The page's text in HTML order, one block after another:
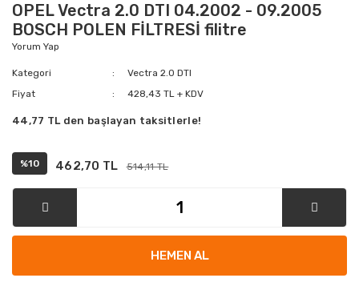
OPEL Vectra 2.0 DTI 04.2002 - 09.2005
BOSCH POLEN FİLTRESİ filitre
Yorum Yap
Kategori
Vectra 2.0 DTI
Fiyat
428,43 TL + KDV
44,77 TL den başlayan taksitlerle!
%10 462,70 TL 514,11 TL
HEMEN AL